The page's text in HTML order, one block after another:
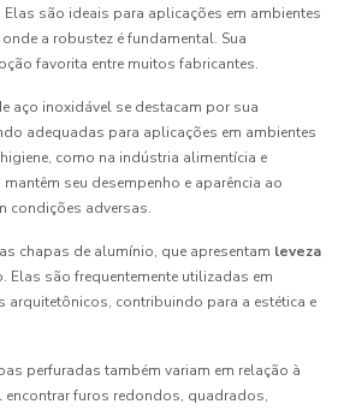
. Elas são ideais para aplicações em ambientes
a robustez é fundamental. Sua
favorita entre muitos fabricantes.
aço inoxidável se destacam por sua
adequadas para aplicações em ambientes
como na indústria alimentícia e
seu desempenho e aparência ao
condições adversas.
chapas de alumínio, que apresentam leveza
Elas são frequentemente utilizadas em
arquitetônicos, contribuindo para a estética e
perfuradas também variam em relação à
encontrar furos redondos, quadrados,